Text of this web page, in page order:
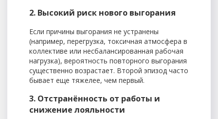
2. Высокий риск нового выгорания
Если причины выгорания не устранены
(например, перегрузка, токсичная атмосфера в
коллективе или несбалансированная рабочая
нагрузка), вероятность повторного выгорания
существенно возрастает. Второй эпизод часто
бывает еще тяжелее, чем первый.
3. Отстранённость от работы и
снижение лояльности